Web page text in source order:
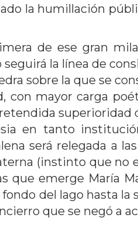
la humillación
de ese gran
la línea de
sobre la que se
con mayor carga
en tanto
será relegada a
(instinto que no
que emerge María
del lago hasta la
que se negó a